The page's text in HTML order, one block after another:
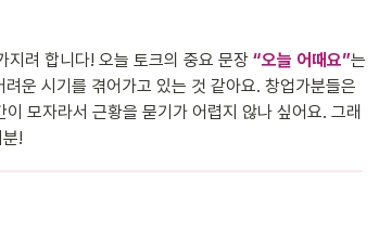
려 합니다! 오늘 토크의 중요 문장 “오늘 어때요”는
운 시기를 겪어가고 있는 것 같아요. 창업가분들은
모자라서 근황을 묻기가 어렵지 않나 싶어요. 그래
!